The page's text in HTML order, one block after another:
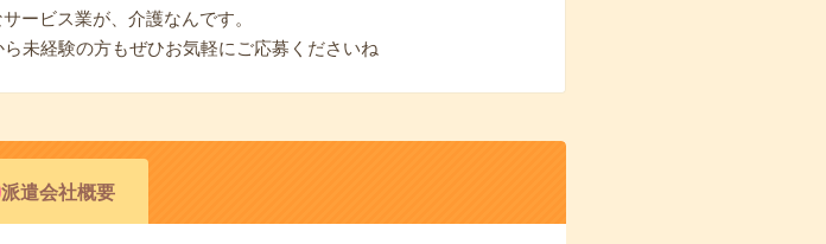
ービス業が、介護なんです。
未経験の方もぜひお気軽にご応募くださいね
派遣会社概要